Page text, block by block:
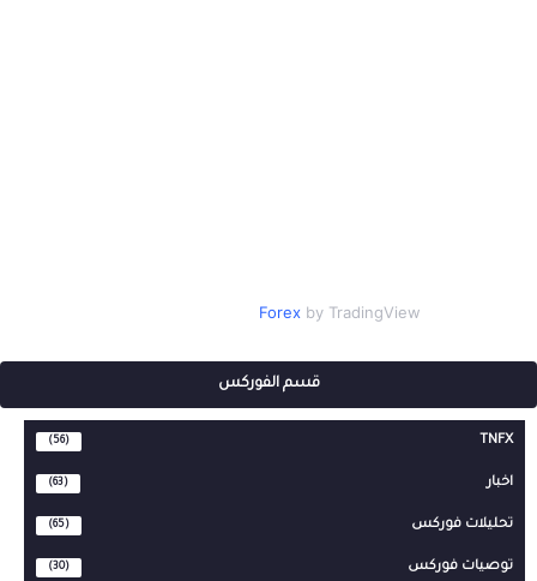
Forexby TradingView
قسم الفوركس
TNFX
(56)
اخبار (63)
تحليلات فوركس (65)
توصيات فوركس (30)